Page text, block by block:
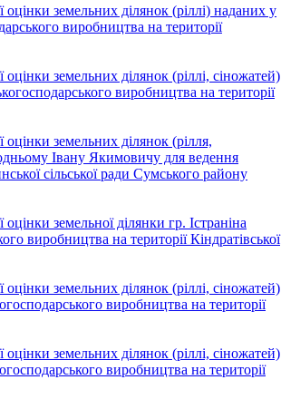
земельних ділянок (ріллі) наданих у
виробництва на території
земельних ділянок (ріллі, сіножатей)
виробництва на території
земельних ділянок (рілля,
Івану Якимовичу для ведення
сільської ради Сумського району
земельної ділянки гр. Істраніна
виробництва на території Кіндратівської
земельних ділянок (ріллі, сіножатей)
виробництва на території
земельних ділянок (ріллі, сіножатей)
виробництва на території